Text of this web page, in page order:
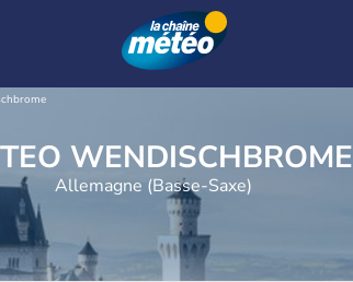
METEO WENDISCHBROME
Allemagne (Basse-Saxe)